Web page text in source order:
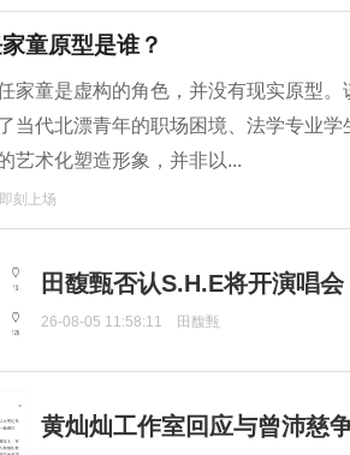
童原型是谁？
家童是虚构的角色，并没有现实原型
当代北漂青年的职场困境、法学专业
艺术化塑造形象，并非以...
即刻上场
田馥甄否认S.H.E将开演唱
26-08-05 11:58:11 田馥甄
黄灿灿工作室回应与曾沛慈